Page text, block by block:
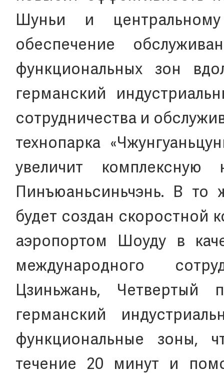
Шуньи и
обеспечение
функциональных зон
германский
сотрудничества и
технопарка
увеличит комплексную
Пинъюаньсиньчэнь. В
будет создан скоростной
аэропортом Шоуду в
международного
Цзиньжань, Четвертый
германский
функциональные зоны,
течение 20 минут и